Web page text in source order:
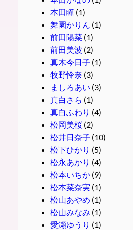
本田瞳(1)
舞園かりん (1)
前田陽菜(1)
前田美波 (2)
真木今日子 (1)
牧野怜奈 (3)
ましろあい (3)
真白さら (1)
真白ふわり (4)
松岡美桜(2)
松井日奈子 (10)
松下ひかり (5)
松永あかり (4)
松本いちか(9)
松本菜奈実 (1)
松山あやめ (1)
松山みなみ (1)
愛瀬ゆうり (1)